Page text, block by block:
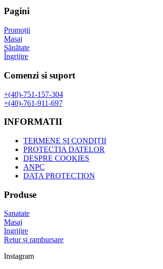
Pagini
Promoții
Masaj
Sănătate
Îngrijire
Comenzi si suport
+(40)-751-157-304
+(40)-761-911-697
INFORMATII
TERMENE ȘI CONDIȚII
PROTECTIA DATELOR
DESPRE COOKIES
ANPC
DATA PROTECTION
Produse
Sanatate
Masaj
Ingrijire
Retur și rambursare
Instagram